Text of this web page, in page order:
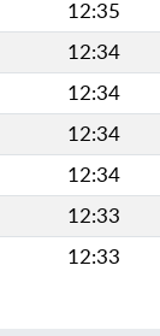
12:35
12:34
12:34
12:34
12:34
12:33
12:33